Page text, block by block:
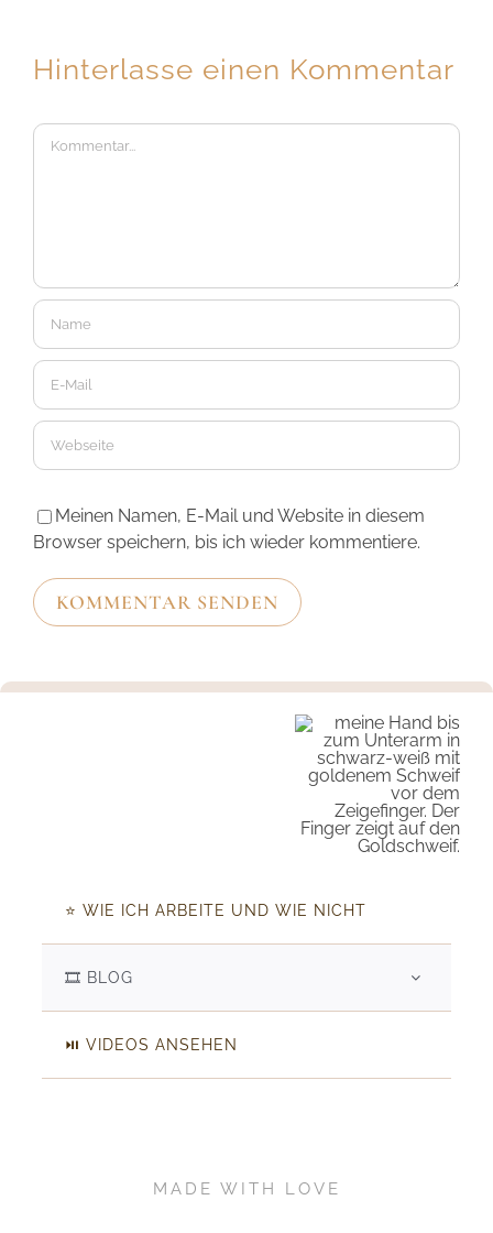
Browser speichern, bis ich wieder kommentiere.
🎞️ BLOG
⏯️ VIDEOS ANSEHEN
HELDENHAUT